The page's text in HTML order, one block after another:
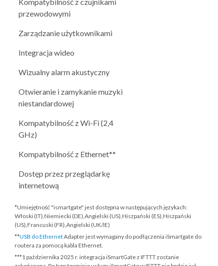
przewodowymi
Zarządzanie użytkownikami
Integracja wideo
Wizualny alarm akustyczny
Otwieranie i zamykanie muzyki
niestandardowej
Kompatybilność z Wi-Fi (2,4
GHz)
Kompatybilność z Ethernet**
Dostęp przez przeglądarkę
internetową
*Umiejętność "ismartgate" jest dostępna w następujących językach:
Włoski (IT),Niemiecki (DE),Angielski (US),Hiszpański (ES),Hiszpański
(US),Francuski (FR),Angielski (UK/IE)
**USB do EthernetAdapter jest wymagany do podłączenia iSmartgate do
routera za pomocą kabla Ethernet.
***1 października 2025 r. integracja iSmartGate z IFTTT zostanie